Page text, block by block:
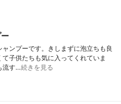
ンプーです。きしまずに泡立ちも良
子供たちも気に入ってくれていま
流す…続きを見る